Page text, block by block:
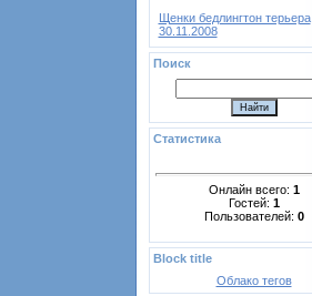
Щенки бедлингтон терьера
30.11.2008
Поиск
Статистика
Онлайн всего: 1
Гостей: 1
Пользователей: 0
Block title
Облако тегов